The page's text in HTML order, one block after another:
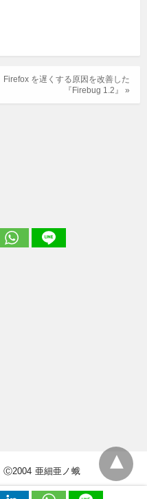
Firefox を遅くする原因を改善した
『Firebug 1.2』 »
Ⓒ2004 亜細亜ノ蛾